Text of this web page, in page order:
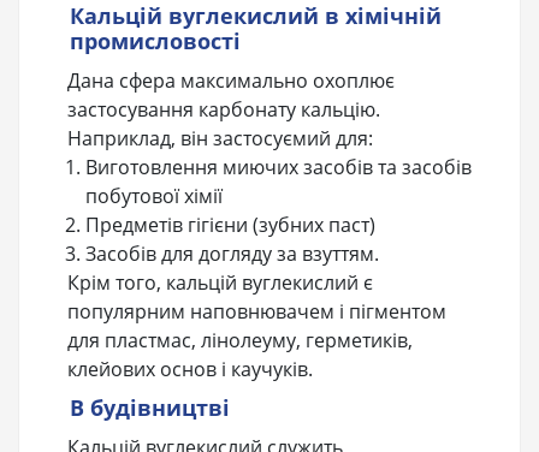
Кальцій вуглекислий в хімічній
промисловості
Дана сфера максимально охоплює
застосування карбонату кальцію.
Наприклад, він застосуємий для:
Виготовлення миючих засобів та засобів
побутової хімії
Предметів гігієни (зубних паст)
Засобів для догляду за взуттям.
Крім того, кальцій вуглекислий є
популярним наповнювачем і пігментом
для пластмас, лінолеуму, герметиків,
клейових основ і каучуків.
В будівництві